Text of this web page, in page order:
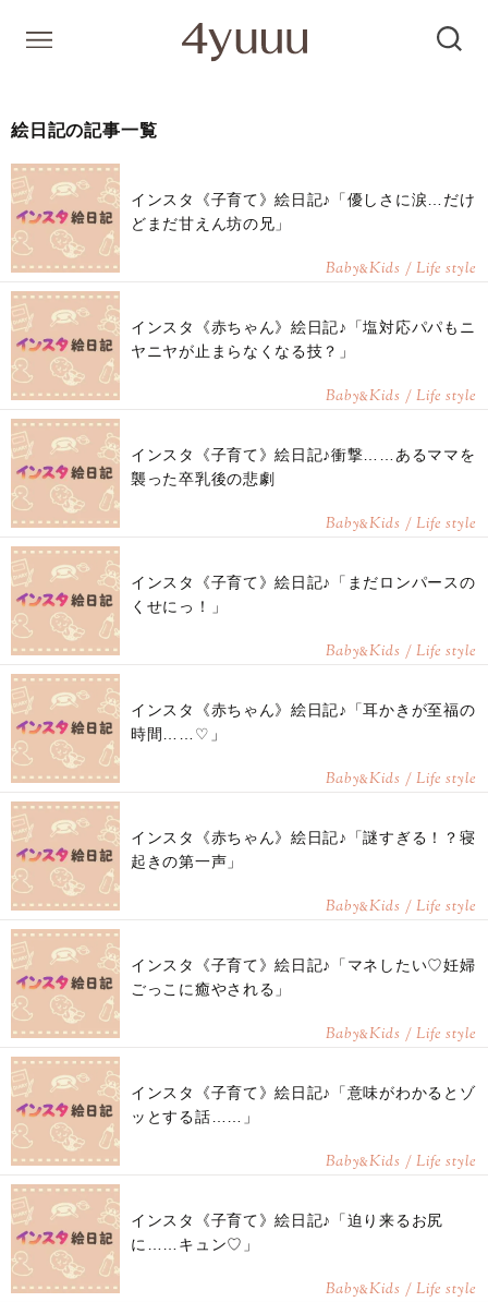
絵日記の記事一覧
インスタ《子育て》絵日記♪「優しさに涙…だけ
どまだ甘えん坊の兄」
Baby&Kids / Life style
インスタ《赤ちゃん》絵日記♪「塩対応パパもニ
ヤニヤが止まらなくなる技？」
Baby&Kids / Life style
インスタ《子育て》絵日記♪衝撃……あるママを
襲った卒乳後の悲劇
Baby&Kids / Life style
インスタ《子育て》絵日記♪「まだロンパースの
くせにっ！」
Baby&Kids / Life style
インスタ《赤ちゃん》絵日記♪「耳かきが至福の
時間……♡」
Baby&Kids / Life style
インスタ《赤ちゃん》絵日記♪「謎すぎる！？寝
起きの第一声」
Baby&Kids / Life style
インスタ《子育て》絵日記♪「マネしたい♡妊婦
ごっこに癒やされる」
Baby&Kids / Life style
インスタ《子育て》絵日記♪「意味がわかるとゾ
ッとする話……」
Baby&Kids / Life style
インスタ《子育て》絵日記♪「迫り来るお尻
に……キュン♡」
Baby&Kids / Life style